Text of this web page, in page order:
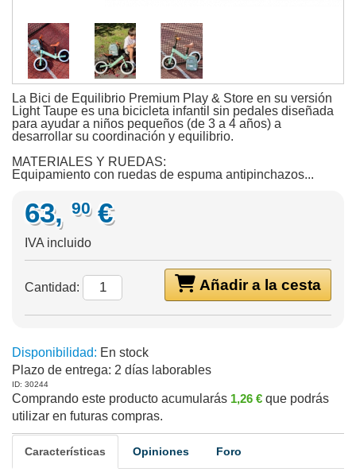
La Bici de Equilibrio Premium Play & Store en su versión
Light Taupe es una bicicleta infantil sin pedales diseñada
para ayudar a niños pequeños (de 3 a 4 años) a
desarrollar su coordinación y equilibrio.
MATERIALES Y RUEDAS:
Equipamiento con ruedas de espuma antipinchazos...
63, 90 €
IVA incluido
Añadir a la cesta
Cantidad:
Disponibilidad: En stock
Plazo de entrega: 2 días laborables
ID: 30244
Comprando este producto acumularás 1,26 € que podrás
utilizar en futuras compras.
Características Opiniones Foro